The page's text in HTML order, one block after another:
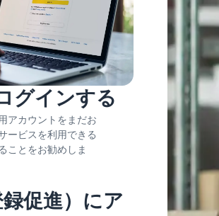
グインする
アカウントをまだお
ービスを利用できる
ことをお勧めしま
録促進）にア